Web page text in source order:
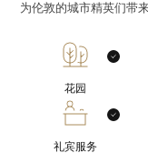
为伦敦的城市精英们带
花园
礼宾服务